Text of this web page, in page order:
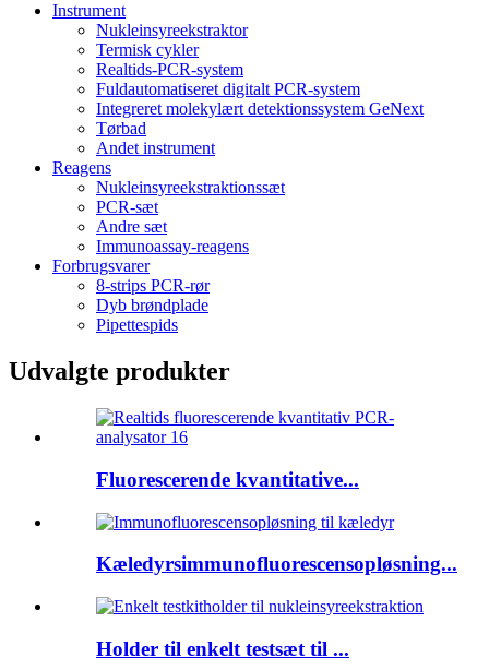
Instrument
Nukleinsyreekstraktor
Termisk cykler
Realtids-PCR-system
Fuldautomatiseret digitalt PCR-system
Integreret molekylært detektionssystem GeNext
Tørbad
Andet instrument
Reagens
Nukleinsyreekstraktionssæt
PCR-sæt
Andre sæt
Immunoassay-reagens
Forbrugsvarer
8-strips PCR-rør
Dyb brøndplade
Pipettespids
Udvalgte produkter
Fluorescerende kvantitative...
Kæledyrsimmunofluorescensopløsning...
Holder til enkelt testsæt til ...